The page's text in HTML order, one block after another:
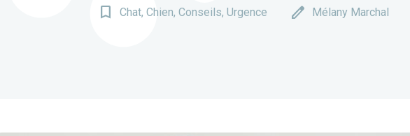
bookmark_border Chat, Chien, Conseils, Urgence edit Mélany Marchal